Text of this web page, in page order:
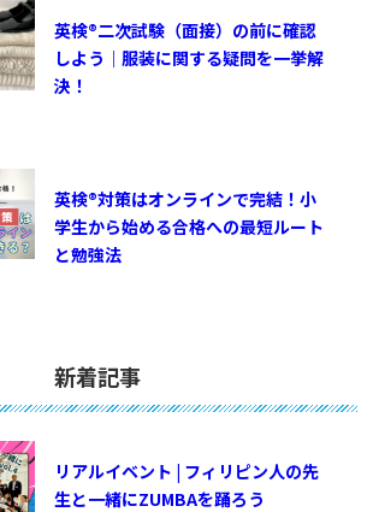
英検®︎二次試験（面接）の前に確認
しよう｜服装に関する疑問を一挙解
決！
英検®対策はオンラインで完結！小
学生から始める合格への最短ルート
と勉強法
新着記事
リアルイベント | フィリピン人の先
生と一緒にZUMBAを踊ろう